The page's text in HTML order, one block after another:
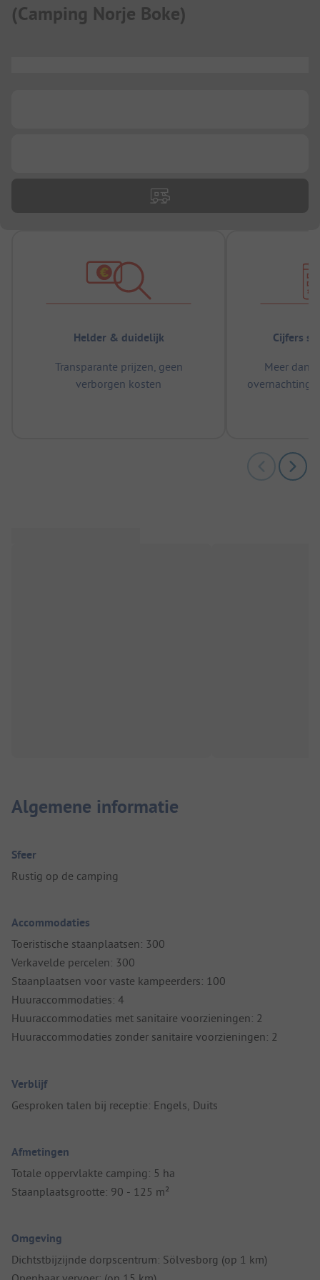
(Camping Norje Boke)
Helder & duidelijk
Transparante prijzen, geen
verborgen kosten
Cijfers
Meer dan
Algemene informatie
Sfeer
Rustig op de camping
Accommodaties
Toeristische staanplaatsen: 300
Verkavelde percelen: 300
Staanplaatsen voor vaste kampeerders: 100
Huuraccommodaties: 4
Huuraccommodaties met sanitaire voorzieningen: 2
Huuraccommodaties zonder sanitaire voorzieningen: 2
Verblijf
Gesproken talen bij receptie: Engels, Duits
Afmetingen
Totale oppervlakte camping: 5 ha
Staanplaatsgrootte: 90 - 125 m²
Omgeving
Dichtstbijzijnde dorpscentrum: Sölvesborg (op 1 km)